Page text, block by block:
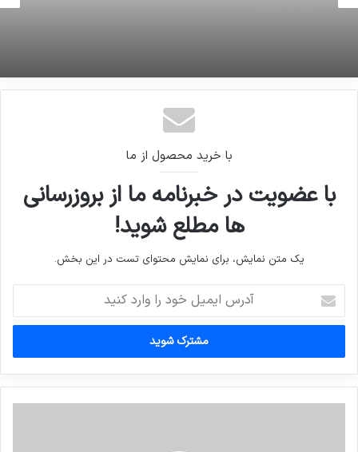
با خرید محصول از ما
با عضویت در خبرنامه ما از بروزرسانی
ها مطلع شوید!
یک متن نمایش، برای نمایش محتوای تست در این بخش.
ایمیل
خود
وارد
کنید